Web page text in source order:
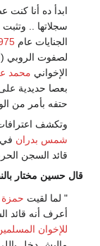
ابدأ ده أنا
سجلاتها ..
الجنايات عام
لصفوت الروبي
الإخواني محمد
بعصا حديدية
حتفه بأمر من
وتكشف
شمس بدران في
قائد السجن
قال حسين مختار
" لما لقيت حمزة
أعرف أنه قائد
للإخوان